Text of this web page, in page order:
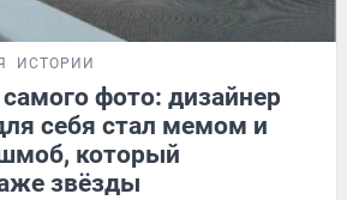
ИСТОРИИ
фото: дизайнер
себя стал мемом и
который
звёзды